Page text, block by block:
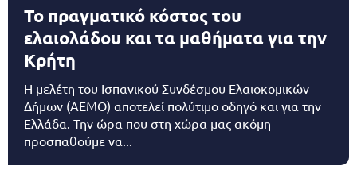
Το πραγματικό κόστος του
ελαιολάδου και τα μαθήματα για την
Κρήτη
Η μελέτη του Ισπανικού Συνδέσμου Ελαιοκομικών
Δήμων (AEMO) αποτελεί πολύτιμο οδηγό και για την
Ελλάδα. Την ώρα που στη χώρα μας ακόμη
προσπαθούμε να...